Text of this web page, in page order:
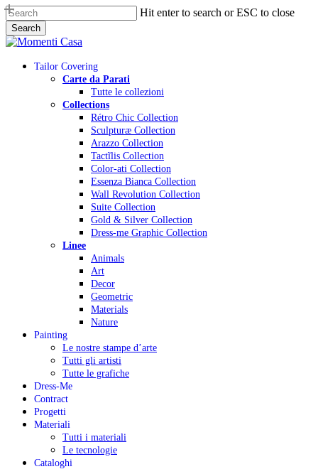
Skip
to
main
content
Hit enter to search or ESC to close
Search
Close
Menu
Tailor Covering
Carte da Parati
Tutte le collezioni
Collections
Rétro Chic Collection
Sculpturæ Collection
Arazzo Collection
Tactĩlis Collection
Color-ati Collection
Essenza Bianca Collection
Wall Revolution Collection
Suite Collection
Gold & Silver Collection
Dress-me Graphic Collection
Linee
Animals
Art
Decor
Geometric
Materials
Nature
Painting
Le nostre stampe d’arte
Tutti gli artisti
Tutte le grafiche
Dress-Me
Contract
Progetti
Materiali
Tutti i materiali
Le tecnologie
Cataloghi